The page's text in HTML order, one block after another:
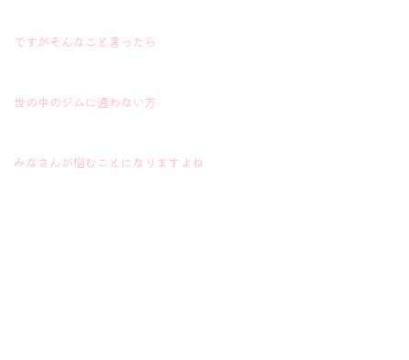
ですがそんなこと言ったら
世の中のジムに通わない方
みなさんが悩むことになりますよね